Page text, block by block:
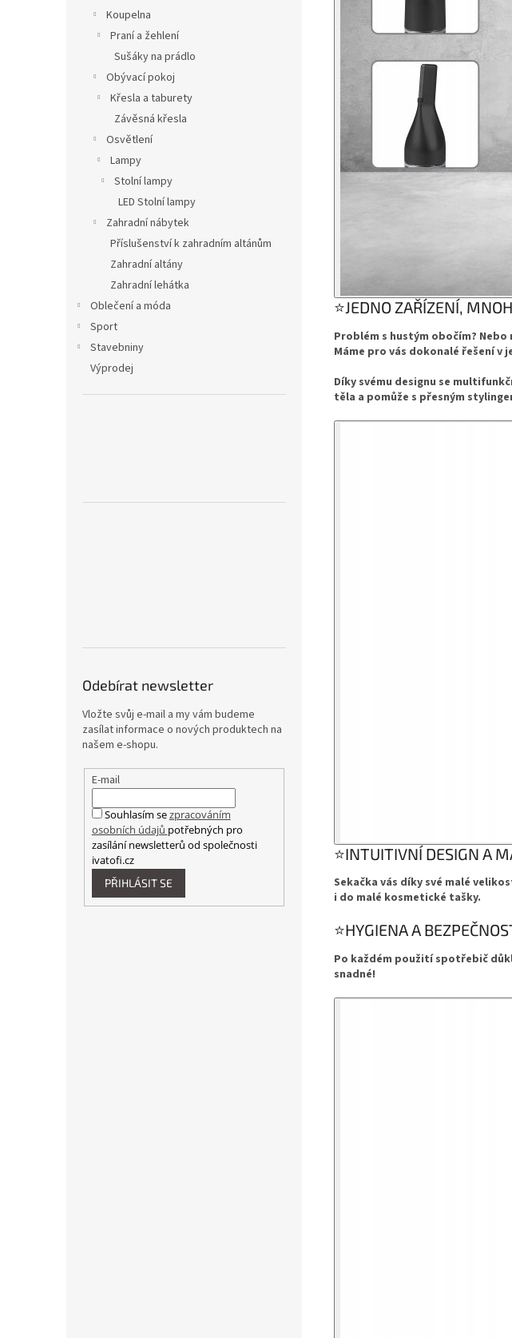
Koupelna
Praní a žehlení
Sušáky na prádlo
Obývací pokoj
Křesla a taburety
Závěsná křesla
Osvětlení
Lampy
Stolní lampy
LED Stolní lampy
Zahradní nábytek
Příslušenství k zahradním altánům
Zahradní altány
Zahradní lehátka
Oblečení a móda
Sport
Stavebniny
Výprodej
Odebírat newsletter
Vložte svůj e-mail a my vám budeme
zasílat informace o nových produktech na
našem e-shopu.
E-mail
Souhlasím sezpracováním
osobních údajů potřebných pro
zasílání newsletterů od společnosti
ivatofi.cz
PŘIHLÁSIT SE
⭐JEDNO ZAŘÍZENÍ,
Problém s hustým obočím?
Máme pro vás dokonalé řešení v
Díky svému designu se
těla a pomůže s přesným
⭐INTUITIVNÍ DESIGN A
Sekačka vás díky své malé
i do malé kosmetické tašky.
⭐HYGIENA A
Po každém použití spotřebič
snadné!